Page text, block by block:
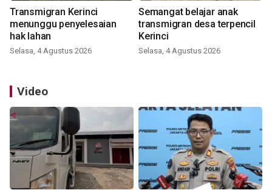
Transmigran Kerinci
menunggu penyelesaian
hak lahan
Selasa, 4 Agustus 2026
Semangat belajar anak
transmigran desa terpencil
Kerinci
Selasa, 4 Agustus 2026
Video